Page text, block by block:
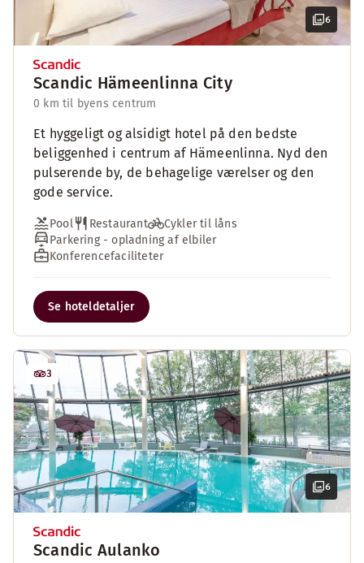
6
Scandic Hämeenlinna City
0 km til byens centrum
Et hyggeligt og alsidigt hotel på den bedste
beliggenhed i centrum af Hämeenlinna. Nyd den
pulserende by, de behagelige værelser og den
gode service.
Pool Restaurant
Cykler til låns
Parkering - opladning af elbiler
Konferencefaciliteter
Se hoteldetaljer
6
3
Scandic Aulanko